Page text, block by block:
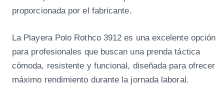
proporcionada por el fabricante.
La Playera Polo Rothco 3912 es una excelente opción
para profesionales que buscan una prenda táctica
cómoda, resistente y funcional, diseñada para ofrecer
máximo rendimiento durante la jornada laboral.